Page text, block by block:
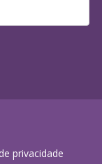
privacidade